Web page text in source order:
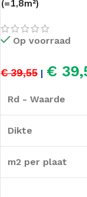
(=1,8m²)
Op voorraad
€ 39,55 | €
Rd - Waarde
Dikte
m2 per plaat